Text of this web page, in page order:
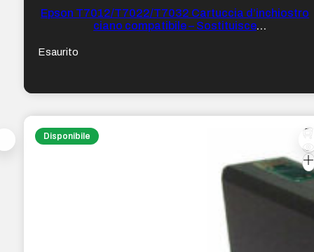
Epson T7012/T7022/T7032 Cartuccia d’inchiostro
ciano compatibile – Sostituisce
Esaurito
Disponibile